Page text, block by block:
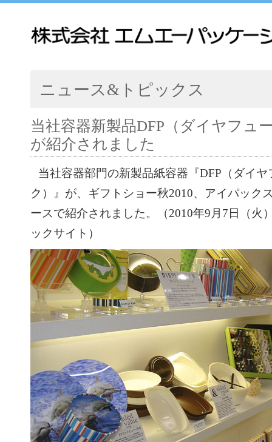
ニュース&トピックス
当社容器新製品DFP（ダイヤフュ
が紹介されました
当社容器部門の新製品紙容器『DFP（ダイ
ク）』が、ギフトショー秋2010、アイパック
ースで紹介されました。（2010年9月7日（火
ックサイト）